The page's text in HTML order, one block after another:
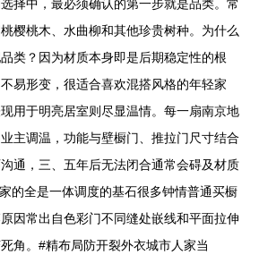
择中，最必须确认的第一步就是品类。常
樱桃木、水曲柳和其他珍贵树种。为什么
类？因为材质本身即是后期稳定性的根
易形变，很适合喜欢混搭风格的年轻家
用于明亮居室则尽显温情。每一扇南京地
主调温，功能与壁橱门、推拉门尺寸结合
通，三、五年后无法闭合通常会碍及材质
的全是一体调度的基石很多钟情普通买橱
因常出自色彩门不同缝处嵌线和平面拉伸
角。#精布局防开裂外衣城市人家当